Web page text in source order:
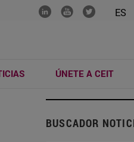
ES
....... ....... .......
ÚNETE A CEIT
BUSCADOR